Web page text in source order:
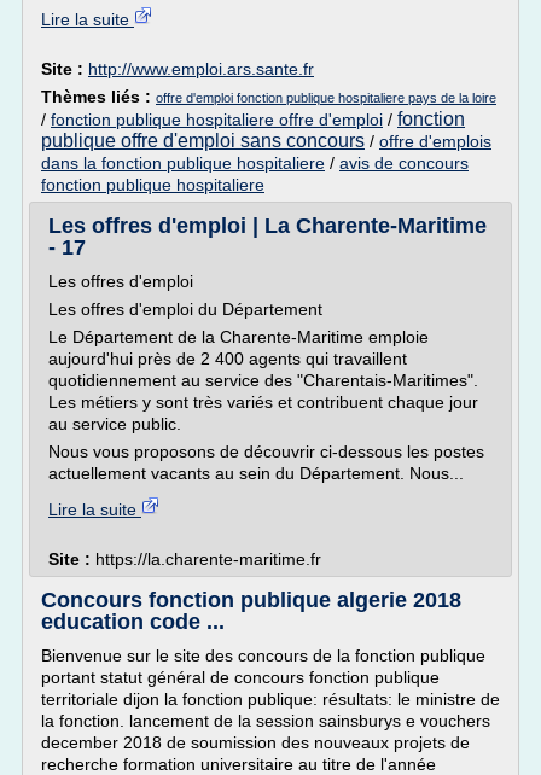
Lire la suite
Site : http://www.emploi.ars.sante.fr
Thèmes liés : offre d'emploi fonction publique hospitaliere pays de la loire
/ fonction publique hospitaliere offre d'emploi / fonction
publique offre d'emploi sans concours / offre d'emplois
dans la fonction publique hospitaliere / avis de concours
fonction publique hospitaliere
Les offres d'emploi | La Charente-Maritime
- 17
Les offres d'emploi
Les offres d'emploi du Département
Le Département de la Charente-Maritime emploie
aujourd'hui près de 2 400 agents qui travaillent
quotidiennement au service des "Charentais-Maritimes".
Les métiers y sont très variés et contribuent chaque jour
au service public.
Nous vous proposons de découvrir ci-dessous les postes
actuellement vacants au sein du Département. Nous...
Lire la suite
Site : https://la.charente-maritime.fr
Concours fonction publique algerie 2018
education code ...
Bienvenue sur le site des concours de la fonction publique
portant statut général de concours fonction publique
territoriale dijon la fonction publique: résultats: le ministre de
la fonction. lancement de la session sainsburys e vouchers
december 2018 de soumission des nouveaux projets de
recherche formation universitaire au titre de l'année